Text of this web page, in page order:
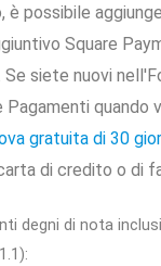
è possibile
Square
. Se siete nuovi
Pagamenti quando
gratuita di 30
di credito o di
degni di nota